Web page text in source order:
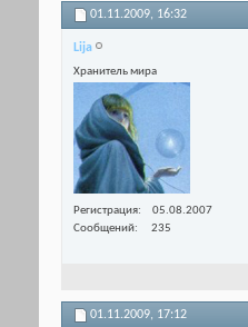
01.11.2009, 16:32
Lija
Хранитель мира
Регистрация
05.08.2007
Сообщений
235
01.11.2009, 17:12